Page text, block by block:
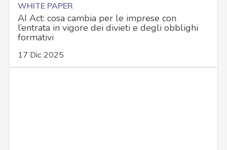
WHITE PAPER
AI Act: cosa cambia per le imprese con
l’entrata in vigore dei divieti e degli obblighi
formativi
17 Dic 2025